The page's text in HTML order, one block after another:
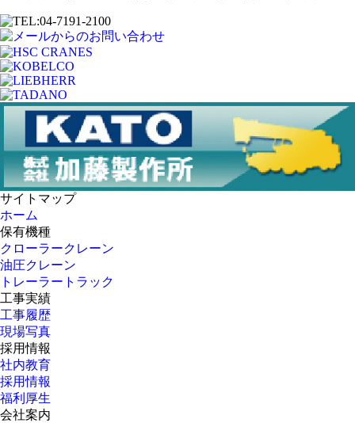
サイトマップ
ホーム
保有機種
クローラークレーン
油圧クレーン
トレーラートラック
工事実績
工事履歴
現場写真
採用情報
社内教育
採用情報
福利厚生
会社案内